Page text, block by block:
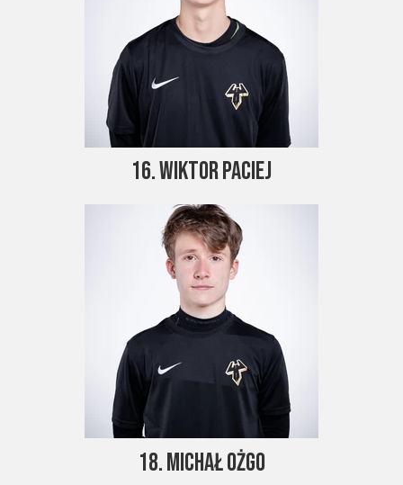
18. Michał Ożgo
16. Wiktor Paciej